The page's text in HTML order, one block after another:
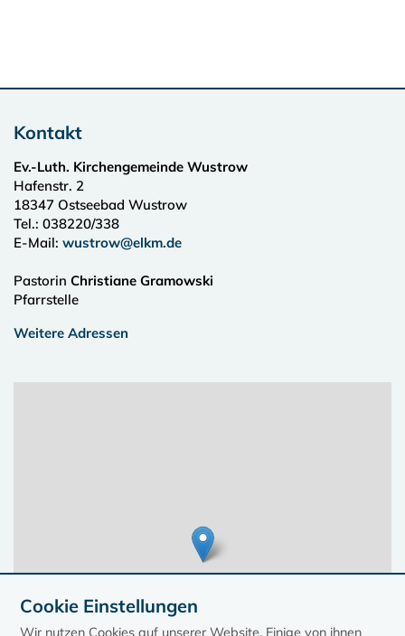
Kontakt
Ev.-Luth. Kirchengemeinde Wustrow
Hafenstr. 2
18347 Ostseebad Wustrow
Tel.: 038220/338
E-Mail: wustrow@elkm.de
Pastorin Christiane Gramowski
Pfarrstelle
Weitere Adressen
Cookie Einstellungen
Wir nutzen Cookies auf unserer Website. Einige von ihnen